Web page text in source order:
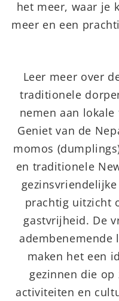
het meer, waar je
meer en een
Leer meer over
traditionele
nemen aan
Geniet van de
momos
en traditionele
prachtig uitzicht
gastvrijheid. De
adembenemende
maken het een
gezinnen die
activiteiten en